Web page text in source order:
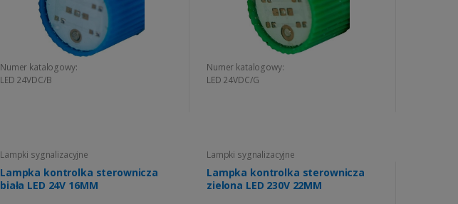
Numer katalogowy:
LED 24VDC/B
Numer katalogowy:
LED 24VDC/G
Lampki sygnalizacyjne
Lampka kontrolka sterownicza
biała LED 24V 16MM
Lampki sygnalizacyjne
Lampka kontrolka sterownicza
zielona LED 230V 22MM